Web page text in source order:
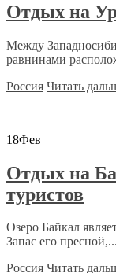
Отдых на
Между
равнинами
Россия Читать
18Фев
Отдых на
туристов
Озеро Байкал
Запас его пресной,...
Россия Читать